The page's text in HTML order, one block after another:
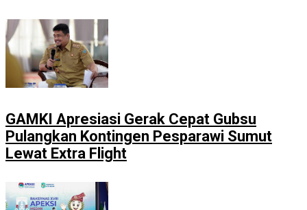
GAMKI Apresiasi Gerak Cepat Gubsu
Pulangkan Kontingen Pesparawi Sumut
Lewat Extra Flight